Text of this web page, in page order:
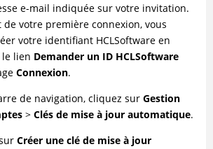
e-mail indiquée sur votre invitation.
de votre première connexion, vous
votre identifiant HCLSoftware en
lien Demander un ID HCLSoftware
Connexion.
de navigation, cliquez sur Gestion
> Clés de mise à jour automatique.
Créer une clé de mise à jour